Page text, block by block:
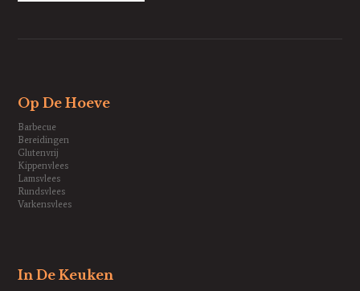
Op De Hoeve
Barbecue
Bereidingen
Glutenvrij
Kippenvlees
Lamsvlees
Rundsvlees
Varkensvlees
In De Keuken